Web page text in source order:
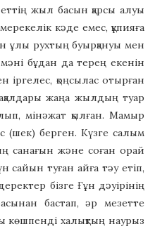
жыл басын қарсы алуы
кәде емес, құпияға
ұлы рухтың буырқануы мен
бұдан да терең екенін
іргелес, қоңсылас отырған
жаңа жылдың туар
мінәжат қылған. Мамыр
(шек) берген. Күзге салым
санағын және соған орай
сайын туған айға тәу етіп,
бізге Ғұн дәуірінің
бастап, әр мезетте
көшпенді халықтың наурыз